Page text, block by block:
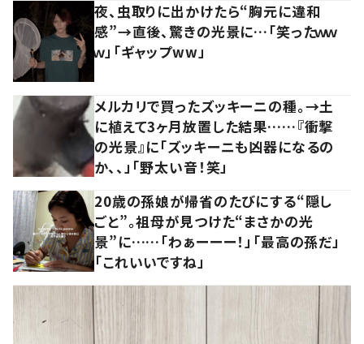
夜、虫取りに出かけたら“胸元に違和
感”→直後、驚きの光景に…「笑ったｗｗ
ｗ」「ギャップww」
メルカリで買ったズッキーニの種。→土
に植えて3ヶ月放置した結果……『衝撃
の光景』に「ズッキーニも凶器になるの
か、、」「野太い音！笑」
20歳の孫娘が帰省のたびにする“隠し
ごと”。祖母が見つけた“まさかの光
景”に……「わぁーーー！」「最高の孫だ」
「これいいですね」